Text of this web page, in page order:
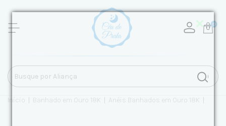
0
Início Banhado em Ouro 18K Anéis Banhados em Ouro 18K